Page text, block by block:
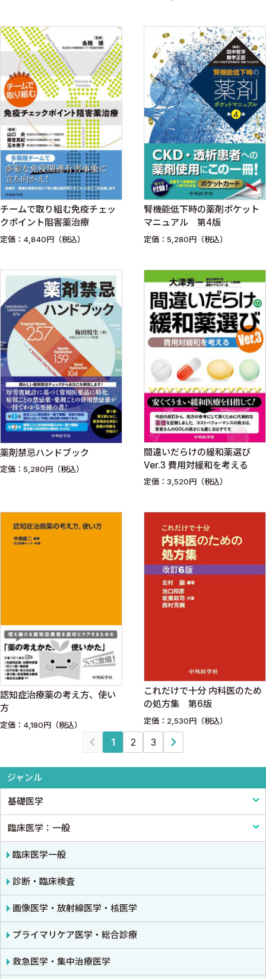
ジャンル
基礎医学
基礎医学一般
解剖学
生理学
免疫学・血清学
公衆衛生学
法医学
臨床医学：一般
臨床医学一般
診断・臨床検査
画像医学・放射線医学・核医学
プライマリケア医学・総合診療
救急医学・集中治療医学
チームで取り組む免疫チェッ
クポイント阻害薬治療
定価：4,840円（税込）
腎機能低下時の薬剤ポケット
マニュアル 第4版
定価：5,280円（税込）
薬剤禁忌ハンドブック
定価：5,280円（税込）
間違いだらけの緩和薬選び
Ver.3 費用対緩和を考える
定価：3,520円（税込）
認知症治療薬の考え方、使い
方
定価：4,180円（税込）
これだけで十分 内科医のため
の処方集 第6版
定価：2,530円（税込）
1 2 3